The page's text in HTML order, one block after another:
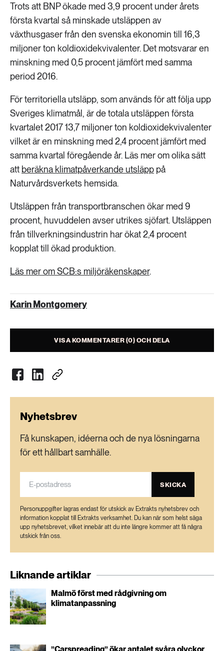
Trots att BNP ökade med 3,9 procent under årets
första kvartal så minskade utsläppen av
växthusgaser från den svenska ekonomin till 16,3
miljoner ton koldioxidekvivalenter. Det motsvarar en
minskning med 0,5 procent jämfört med samma
period 2016.
För territoriella utsläpp, som används för att följa upp
Sveriges klimatmål, är de totala utsläppen första
kvartalet 2017 13,7 miljoner ton koldioxidekvivalenter
vilket är en minskning med 2,4 procent jämfört med
samma kvartal föregående år. Läs mer om olika sätt
att beräkna klimatpåverkande utsläpp på
Naturvårdsverkets hemsida.
Utsläppen från transportbranschen ökar med 9
procent, huvuddelen avser utrikes sjöfart. Utsläppen
från tillverkningsindustrin har ökat 2,4 procent
kopplat till ökad produktion.
Läs mer om SCB:s miljöräkenskaper.
Karin Montgomery
VISA KOMMENTARER (0) OCH DELA
Nyhetsbrev
Få kunskapen, idéerna och de nya lösningarna
för ett hållbart samhälle.
SKICKA
Personuppgifter lagras endast för utskick av Extrakts nyhetsbrev och
information kopplat till Extrakts verksamhet. Du kan när som helst säga
upp nyhetsbrevet, vilket innebär att du inte längre kommer att få några
utskick från oss.
Liknande artiklar
Malmö först med rådgivning om
klimatanpassning